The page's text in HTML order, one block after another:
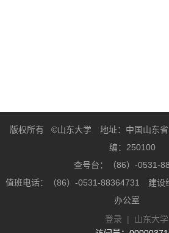
版权所有 ©山东大学 地址：中国山东
编：250100
查号台：（86）-0531-
值班电话：（86）-0531-88364731 建设
办公室
登录 | 山东大学